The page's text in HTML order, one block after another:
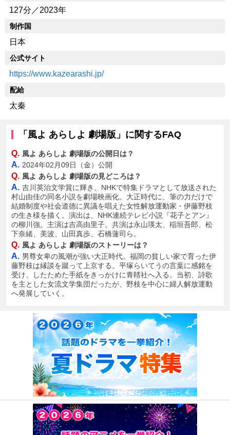
127分／2023年
制作国
日本
公式サイト
https://www.kazearashi.jp/
配給
太秦
「風よ あらしよ 劇場版」に関するFAQ
Q. 風よ あらしよ 劇場版の公開日は？
A. 2024年02月09日（金）公開
Q. 風よ あらしよ 劇場版の見どころは？
A. 吉川英治文学賞に輝き、NHKで特集ドラマとして放送された
村山由佳の同名小説を劇場映画化。大正時代に、筆の力だけで
結婚制度や社会道徳に異議を唱えた女性解放運動家・伊藤野枝
の生き様を描く。演出は、NHK連続テレビ小説『花子とアン』
の柳川強。主演は吉高由里子。共演は永山瑛太、稲垣吾郎、松
下奈緒、美波、山田真歩、石橋蓮司ら。
Q. 風よ あらしよ 劇場版のストーリーは？
A. 男尊女卑の風潮が強い大正時代。福岡の貧しい家で育った伊
藤野枝は縁談を蹴って上京する。平塚らいてうの言葉に感銘を
受け、したためた手紙をきっかけに青鞜社へ入る。当初、詩歌
を主とした女流文学集団だったが、野枝を中心に婦人解放運動
へ発展していく。